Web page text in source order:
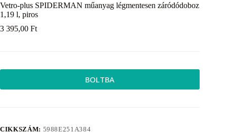
Vetro-plus SPIDERMAN műanyag légmentesen záródódoboz
1,19 l, piros
3 395,00 Ft
BOLTBA
CIKKSZÁM: 5988E251A384